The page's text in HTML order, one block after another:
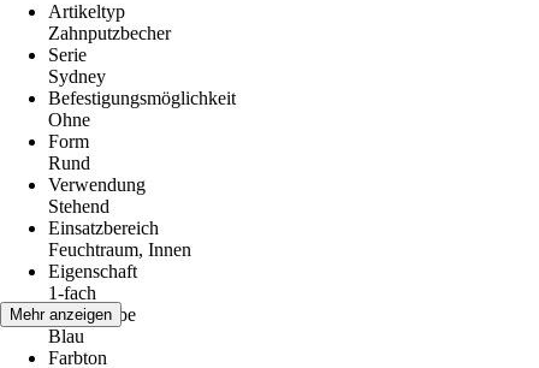
Artikeltyp
Zahnputzbecher
Serie
Sydney
Befestigungsmöglichkeit
Ohne
Form
Rund
Verwendung
Stehend
Einsatzbereich
Feuchtraum, Innen
Eigenschaft
1-fach
Grundfarbe
Blau
Farbton
Mehr anzeigen